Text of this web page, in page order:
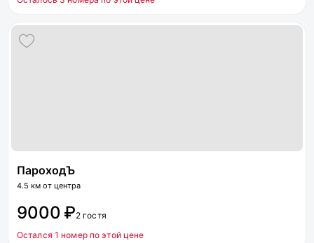
ПароходЪ
4.5 км от центра
9000 ₽2 гостя
Остался 1 номер по этой цене